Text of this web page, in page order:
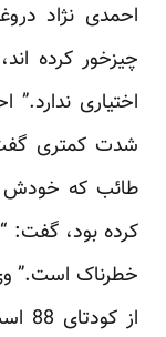
احمدی نژاد
چیزخور کرده
اختیاری
شدت کمتری گفت:
طائب که خودش
کرده بود، گفت:
خطرناک است.”
از